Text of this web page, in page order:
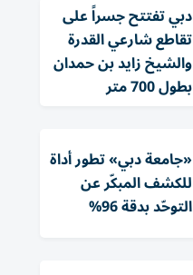
دبي تفتتح جسراً على
تقاطع شارعي القدرة
والشيخ زايد بن حمدان
بطول 700 متر
«جامعة دبي» تطور أداة
للكشف المبكّر عن
التوحّد بدقة 96%